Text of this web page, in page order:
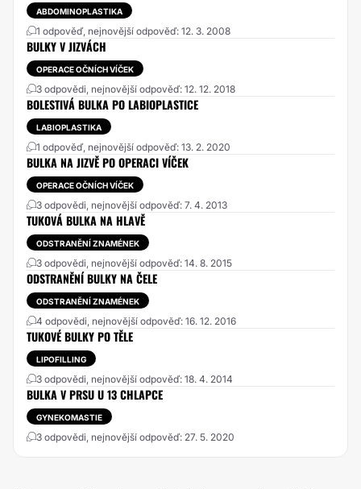
ABDOMINOPLASTIKA
1 odpověď, nejnovější odpověď: 12. 3. 2008
BULKY V JIZVÁCH
OPERACE OČNÍCH VÍČEK
3 odpovědi, nejnovější odpověď: 12. 12. 2018
BOLESTIVÁ BULKA PO LABIOPLASTICE
LABIOPLASTIKA
1 odpověď, nejnovější odpověď: 13. 2. 2020
BULKA NA JIZVĚ PO OPERACI VÍČEK
OPERACE OČNÍCH VÍČEK
3 odpovědi, nejnovější odpověď: 7. 4. 2013
TUKOVÁ BULKA NA HLAVĚ
ODSTRANĚNÍ ZNAMÉNEK
3 odpovědi, nejnovější odpověď: 14. 8. 2015
ODSTRANĚNÍ BULKY NA ČELE
ODSTRANĚNÍ ZNAMÉNEK
4 odpovědi, nejnovější odpověď: 16. 12. 2016
TUKOVÉ BULKY PO TĚLE
LIPOFILLING
3 odpovědi, nejnovější odpověď: 18. 4. 2014
BULKA V PRSU U 13 CHLAPCE
GYNEKOMASTIE
3 odpovědi, nejnovější odpověď: 27. 5. 2020